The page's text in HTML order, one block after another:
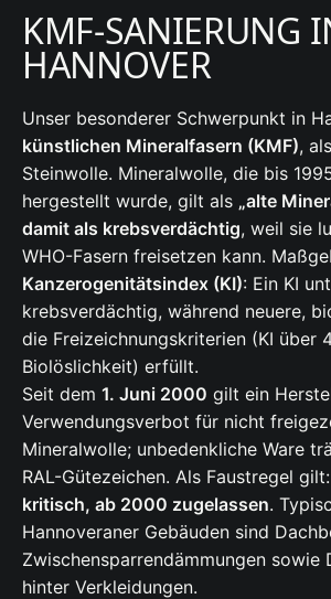
KMF-SANIERUNG
HANNOVER
Unser besonderer Schwerpunkt in
künstlichen Mineralfasern (KMF),
Steinwolle. Mineralwolle, die bis
hergestellt wurde, gilt als „alte
damit als krebsverdächtig, weil sie
WHO-Fasern freisetzen kann.
Kanzerogenitätsindex (KI): Ein KI
krebsverdächtig, während neuere,
die Freizeichnungskriterien (KI über
Biolöslichkeit) erfüllt.
Seit dem 1. Juni 2000 gilt ein
Verwendungsverbot für nicht
Mineralwolle; unbedenkliche Ware
RAL-Gütezeichen. Als Faustregel gilt:
kritisch, ab 2000 zugelassen.
Hannoveraner Gebäuden sind
Zwischensparrendämmungen sowie
hinter Verkleidungen.